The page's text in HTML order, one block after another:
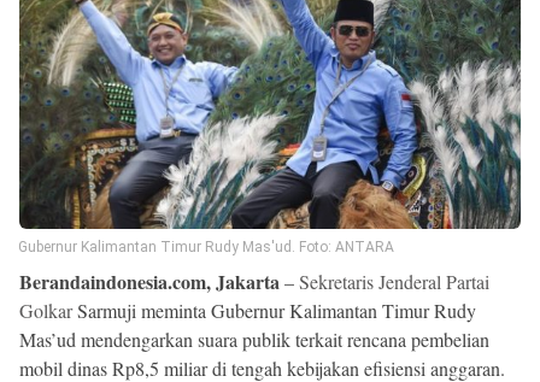
©
Copyright
2026
Beranda
Indonesia
.
All
Right
Reserved
Gubernur Kalimantan Timur Rudy Mas'ud. Foto: ANTARA
Berandaindonesia.com, Jakarta–Sekretaris Jenderal Partai
GolkarSarmuji meminta Gubernur Kalimantan Timur Rudy
Mas’ud mendengarkan suara publik terkait rencana pembelian
mobil dinas Rp8,5 miliar di tengah kebijakan efisiensi anggaran.